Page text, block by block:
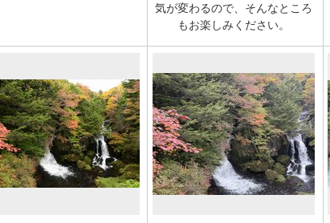
気が変わるので、そんなところ
もお楽しみください。